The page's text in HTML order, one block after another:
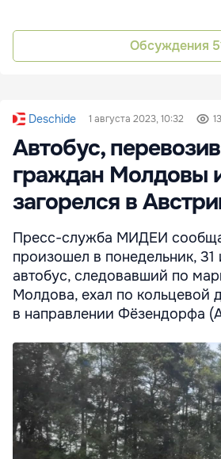
Обсуждения
Deschide 1 августа 2023, 10:32
Автобус,
граждан Молдовы
загорелся в
Пресс-служба МИДЕИ
произошел в понедельник, 31
автобус, следовавший по
Молдова, ехал по кольцевой
в направлении Фёзендорфа